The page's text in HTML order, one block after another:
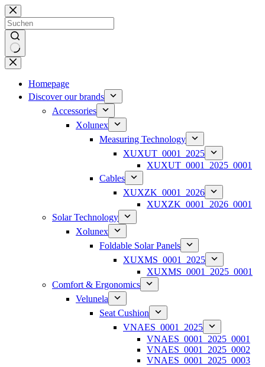
Zum
Inhalt
springen
Keine
Ergebnisse
Homepage
Discover our brands
Accessories
Xolunex
Measuring Technology
XUXUT_0001_2025
XUXUT_0001_2025_0001
Cables
XUXZK_0001_2026
XUXZK_0001_2026_0001
Solar Technology
Xolunex
Foldable Solar Panels
XUXMS_0001_2025
XUXMS_0001_2025_0001
Comfort & Ergonomics
Velunela
Seat Cushion
VNAES_0001_2025
VNAES_0001_2025_0001
VNAES_0001_2025_0002
VNAES_0001_2025_0003